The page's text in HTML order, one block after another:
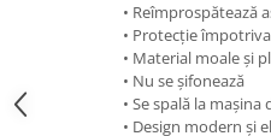
• Reîmprospătează
• Protecție
• Material moale și
• Nu se șifonează
• Se spală la mașina
• Design modern și